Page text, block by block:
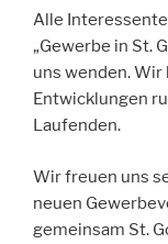
Alle
„Gewerbe in St.
uns wenden. Wir
Entwicklungen
Laufenden.
Wir freuen uns
neuen
gemeinsam St.